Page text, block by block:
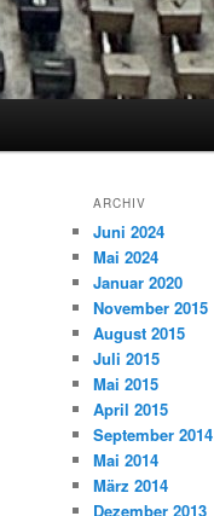
ARCHIV
Juni 2024
Mai 2024
Januar 2020
November 2015
August 2015
Juli 2015
Mai 2015
April 2015
September 2014
Mai 2014
März 2014
Dezember 2013